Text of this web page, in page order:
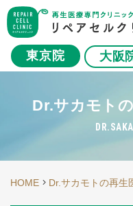
東京院 大阪
Dr.サカモト
HOME Dr.サカモトの再生